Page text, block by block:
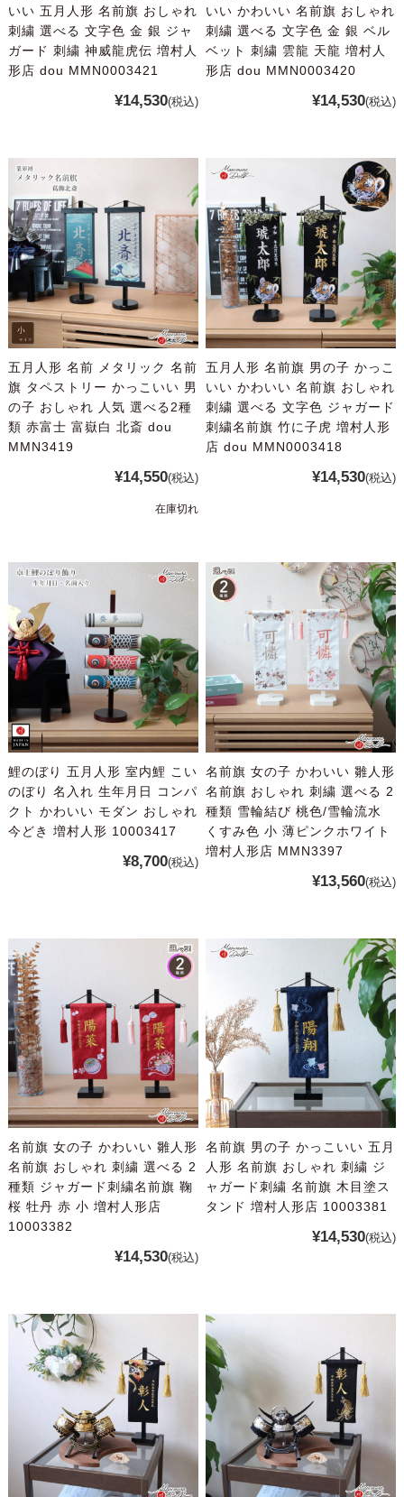
いい 五月人形 名前旗 おしゃれ
刺繍 選べる 文字色 金 銀 ジャ
ガード 刺繍 神威龍虎伝 増村人
形店 dou MMN0003421
¥14,530(税込)
いい かわいい 名前旗 おしゃれ
刺繍 選べる 文字色 金 銀 ベル
ベット 刺繍 雲龍 天龍 増村人
形店 dou MMN0003420
¥14,530(税込)
五月人形 名前 メタリック 名前
旗 タペストリー かっこいい 男
の子 おしゃれ 人気 選べる2種
類 赤富士 富嶽白 北斎 dou
MMN3419
¥14,550(税込)
在庫切れ
五月人形 名前旗 男の子 かっこ
いい かわいい 名前旗 おしゃれ
刺繍 選べる 文字色 ジャガード
刺繍名前旗 竹に子虎 増村人形
店 dou MMN0003418
¥14,530(税込)
鯉のぼり 五月人形 室内鯉 こい
のぼり 名入れ 生年月日 コンパ
クト かわいい モダン おしゃれ
今どき 増村人形 10003417
¥8,700(税込)
名前旗 女の子 かわいい 雛人形
名前旗 おしゃれ 刺繍 選べる 2
種類 雪輪結び 桃色/雪輪流水
くすみ色 小 薄ピンクホワイト
増村人形店 MMN3397
¥13,560(税込)
名前旗 女の子 かわいい 雛人形
名前旗 おしゃれ 刺繍 選べる 2
種類 ジャガード刺繍名前旗 鞠
桜 牡丹 赤 小 増村人形店
10003382
¥14,530(税込)
名前旗 男の子 かっこいい 五月
人形 名前旗 おしゃれ 刺繍 ジ
ャガード刺繍 名前旗 木目塗ス
タンド 増村人形店 10003381
¥14,530(税込)